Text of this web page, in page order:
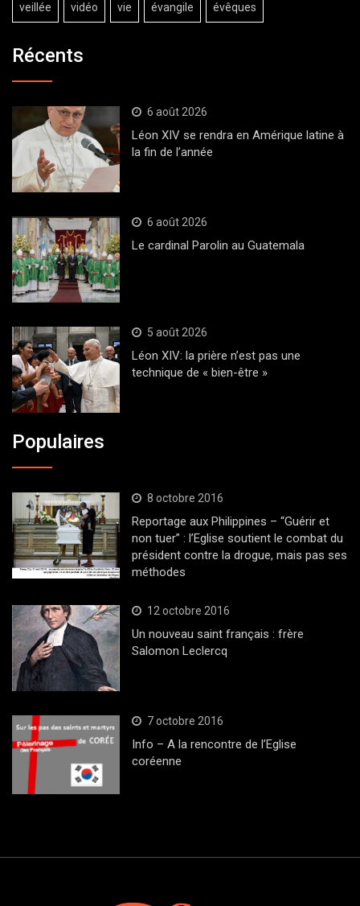
veillée vidéo vie évangile évêques
Récents
6 août 2026
Léon XIV se rendra en Amérique latine à
la fin de l’année
6 août 2026
Le cardinal Parolin au Guatemala
5 août 2026
Léon XIV: la prière n’est pas une
technique de « bien-être »
Populaires
8 octobre 2016
Reportage aux Philippines – “Guérir et
non tuer” : l’Eglise soutient le combat du
président contre la drogue, mais pas ses
méthodes
12 octobre 2016
Un nouveau saint français : frère
Salomon Leclercq
7 octobre 2016
Info – A la rencontre de l’Eglise
coréenne